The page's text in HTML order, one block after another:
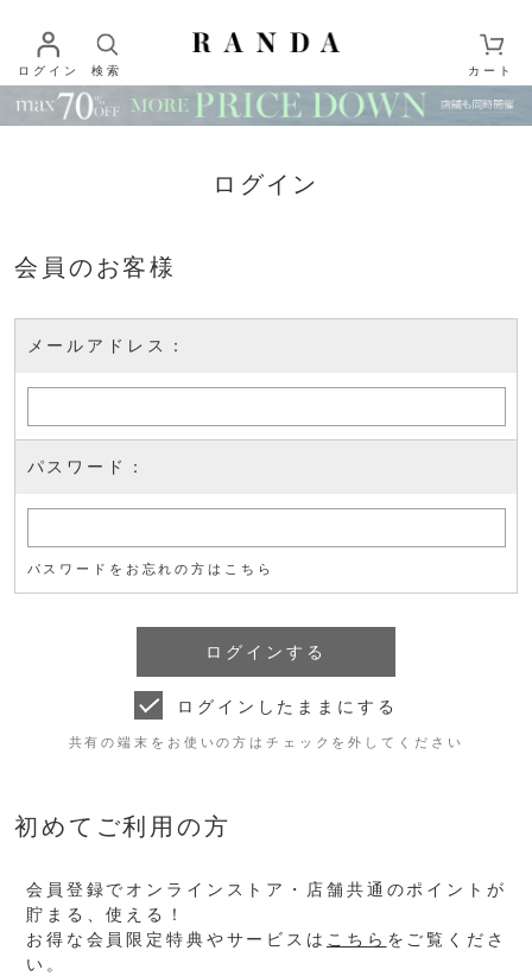
ログイン 検索 カート
ログイン
会員のお客様
メールアドレス：
パスワード：
パスワードをお忘れの方はこちら
ログインしたままにする
共有の端末をお使いの方はチェックを外してください
初めてご利用の方
会員登録でオンラインストア・店舗共通のポイントが
貯まる、使える！
お得な会員限定特典やサービスは こちら をご覧くださ
い。